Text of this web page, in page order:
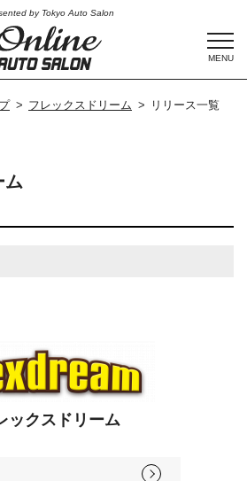
by Tokyo Auto Salon
MENU
フレックスドリーム リリース一覧
ム
ックスドリーム